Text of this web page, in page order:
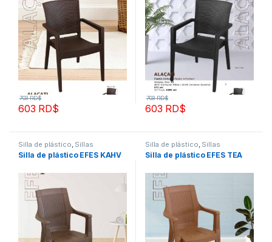
603 RD$
703RD$
603 RD$
703RD$
Silla de plástico Sillas
Silla de plástico EFES KAHV
Silla de plástico Sillas
Silla de plástico EFES TEA